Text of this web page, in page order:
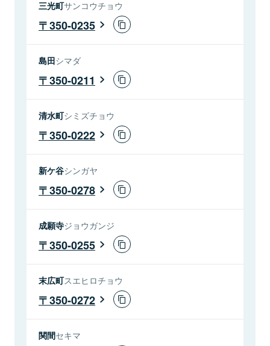
三光町サンコウチョウ
350-0235
島田シマダ
350-0211
清水町シミズチョウ
350-0222
新ケ谷シンガヤ
350-0278
成願寺ジョウガンジ
350-0255
末広町スエヒロチョウ
350-0272
関間セキマ